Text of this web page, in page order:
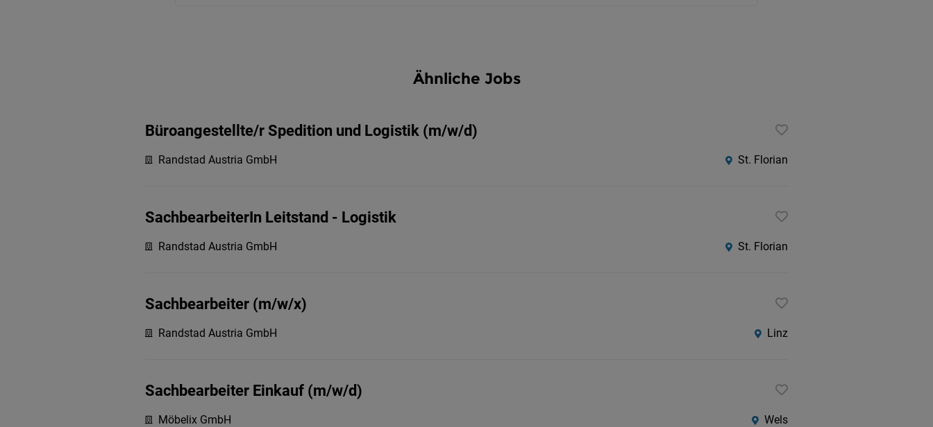
Ähnliche Jobs
Büroangestellte/r Spedition und Logistik (m/w/d)
Randstad Austria GmbH St. Florian
SachbearbeiterIn Leitstand - Logistik
Randstad Austria GmbH St. Florian
Sachbearbeiter (m/w/x)
Randstad Austria GmbH Linz
Sachbearbeiter Einkauf (m/w/d)
Möbelix GmbH Wels